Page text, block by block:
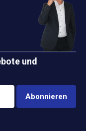
und
Abonnieren